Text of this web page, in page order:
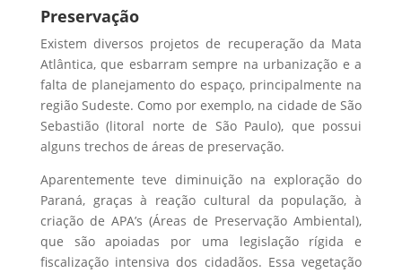
Preservação
Existem diversos projetos de recuperação da Mata
Atlântica, que esbarram sempre na urbanização e a
falta de planejamento do espaço, principalmente na
região Sudeste. Como por exemplo, na cidade de São
Sebastião (litoral norte de São Paulo), que possui
alguns trechos de áreas de preservação.
Aparentemente teve diminuição na exploração do
Paraná, graças à reação cultural da população, à
criação de APA’s (Áreas de Preservação Ambiental),
que são apoiadas por uma legislação rígida e
fiscalização intensiva dos cidadãos. Essa vegetação